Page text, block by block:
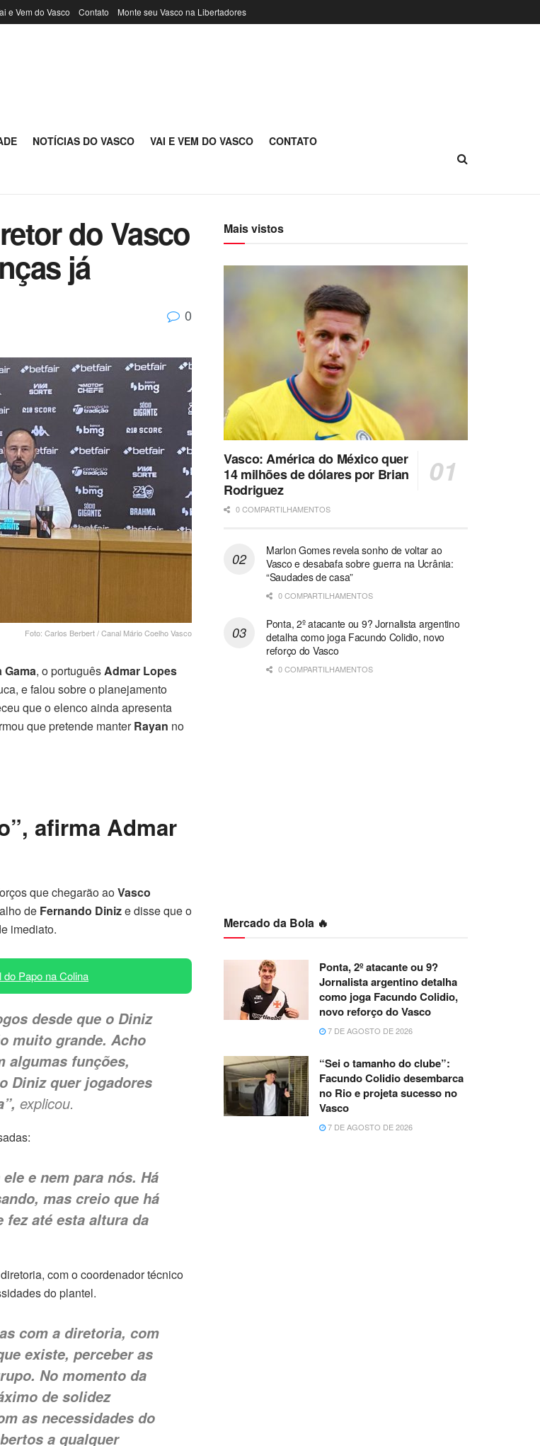
e Vem do Vasco Contato Monte seu Vasco na Libertadores
NOTÍCIAS DO VASCO VAI E VEM DO VASCO CONTATO
do Vasco
já
0
Foto: Carlos Berbert / Canal Mário Coelho Vasco
Gama, o portuguêsAdmar Lopes
e falou sobre o planejamento
que o elenco ainda apresenta
que pretende manterRayan no
afirma Admar
que chegarão aoVasco
de Fernando Dinize disse que o
imediato.
do Papo na Colina
desde que o Diniz
muito grande. Acho
algumas funções,
Diniz quer jogadores
explicou.
e nem para nós. Há
mas creio que há
até esta altura da
com o coordenador técnico
do plantel.
com a diretoria, com
existe, perceber as
No momento da
de solidez
as necessidades do
a qualquer
Mais vistos
Vasco: América do México quer
14 milhões de dólares por Brian
Rodriguez
0 COMPARTILHAMENTOS
Marlon Gomes revela sonho de voltar ao
Vasco e desabafa sobre guerra na Ucrânia:
“Saudades de casa”
0 COMPARTILHAMENTOS
Ponta, 2º atacante ou 9? Jornalista argentino
detalha como joga Facundo Colidio, novo
reforço do Vasco
0 COMPARTILHAMENTOS
Mercado da Bola 🔥
Ponta, 2º atacante ou 9?
Jornalista argentino detalha
como joga Facundo Colidio,
novo reforço do Vasco
7 DE AGOSTO DE 2026
“Sei o tamanho do clube”:
Facundo Colidio desembarca
no Rio e projeta sucesso no
Vasco
7 DE AGOSTO DE 2026